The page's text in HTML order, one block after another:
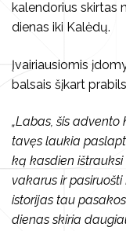
Kita
kalendorius skirtas
dienas iki Kalėdų.
Įvairiausiomis
balsais šįkart
„Labas, šis
tavęs laukia
ką kasdien
vakarus ir
istorijas tau
dienas skiria